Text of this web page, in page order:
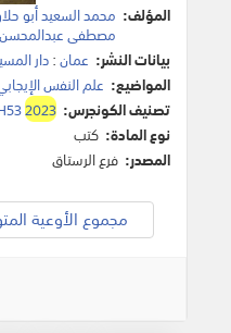
المؤلف: محمد السعيد أبو
مصطفى عبدالمحسن
بيانات النشر: عمان:دار
المواضيع: علم النفس
تصنيف الكونجرس: 2023
نوع المادة: كتب
المصدر: فرع الرستاق
مجموع الأوعية